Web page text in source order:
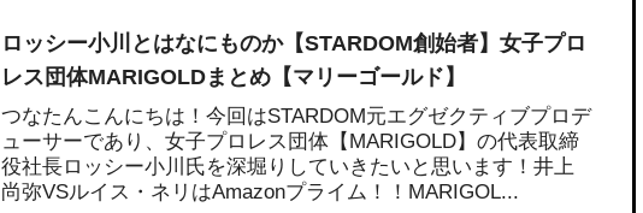
ロッシー小川とはなにものか【STARDOM創始者】女子プロ
レス団体MARIGOLDまとめ【マリーゴールド】
つなたんこんにちは！今回はSTARDOM元エグゼクティブプロデ
ューサーであり、女子プロレス団体【MARIGOLD】の代表取締
役社長ロッシー小川氏を深堀りしていきたいと思います！井上
尚弥VSルイス・ネリはAmazonプライム！！MARIGOL...